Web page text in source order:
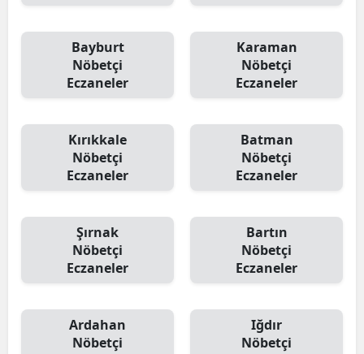
Bayburt
Nöbetçi
Eczaneler
Karaman
Nöbetçi
Eczaneler
Kırıkkale
Nöbetçi
Eczaneler
Batman
Nöbetçi
Eczaneler
Şırnak
Nöbetçi
Eczaneler
Bartın
Nöbetçi
Eczaneler
Ardahan
Nöbetçi
Iğdır
Nöbetçi